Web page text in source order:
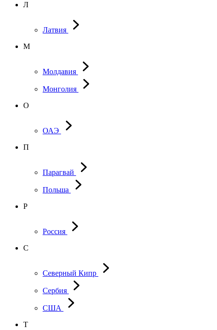
Л
Латвия
М
Молдавия
Монголия
О
ОАЭ
П
Парагвай
Польша
Р
Россия
С
Северный Кипр
Сербия
США
Т